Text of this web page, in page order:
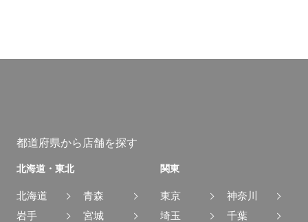
都道府県から店舗を探す
北海道・東北
北海道
青森
岩手
宮城
関東
東京
神奈川
埼玉
千葉